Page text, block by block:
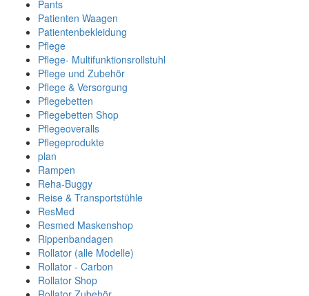
Pants
Patienten Waagen
Patientenbekleidung
Pflege
Pflege- Multifunktionsrollstuhl
Pflege und Zubehör
Pflege & Versorgung
Pflegebetten
Pflegebetten Shop
Pflegeoveralls
Pflegeprodukte
plan
Rampen
Reha-Buggy
Reise & Transportstühle
ResMed
Resmed Maskenshop
Rippenbandagen
Rollator (alle Modelle)
Rollator - Carbon
Rollator Shop